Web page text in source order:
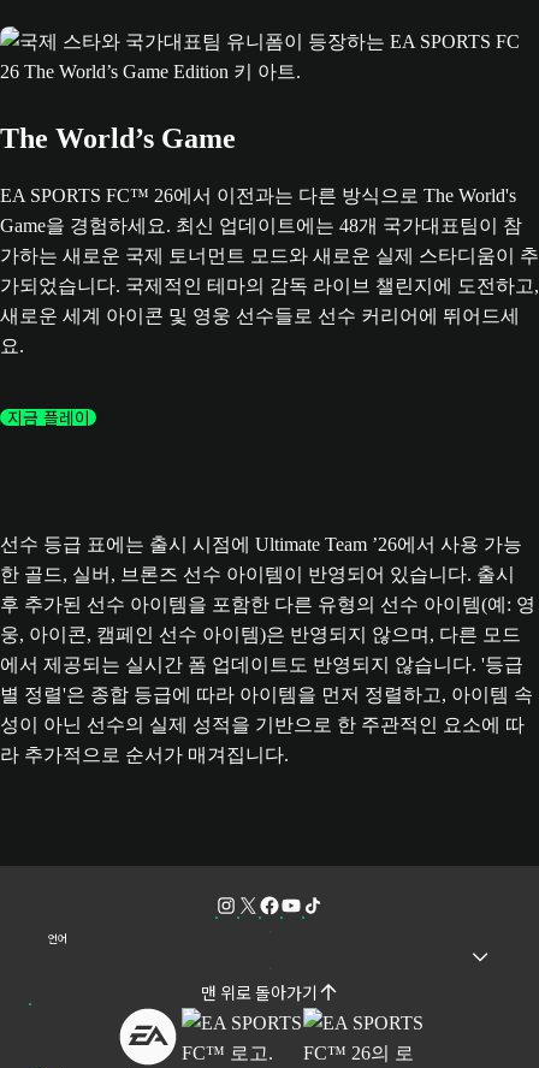
The World’s Game
EA SPORTS FC™ 26에서 이전과는 다른 방식으로 The World's
Game을 경험하세요. 최신 업데이트에는 48개 국가대표팀이 참
가하는 새로운 국제 토너먼트 모드와 새로운 실제 스타디움이 추
가되었습니다. 국제적인 테마의 감독 라이브 챌린지에 도전하고,
새로운 세계 아이콘 및 영웅 선수들로 선수 커리어에 뛰어드세
요.
지금 플레이
선수 등급 표에는 출시 시점에 Ultimate Team ’26에서 사용 가능
한 골드, 실버, 브론즈 선수 아이템이 반영되어 있습니다. 출시
후 추가된 선수 아이템을 포함한 다른 유형의 선수 아이템(예: 영
웅, 아이콘, 캠페인 선수 아이템)은 반영되지 않으며, 다른 모드
에서 제공되는 실시간 폼 업데이트도 반영되지 않습니다. '등급
별 정렬'은 종합 등급에 따라 아이템을 먼저 정렬하고, 아이템 속
성이 아닌 선수의 실제 성적을 기반으로 한 주관적인 요소에 따
라 추가적으로 순서가 매겨집니다.
언어
맨 위로 돌아가기